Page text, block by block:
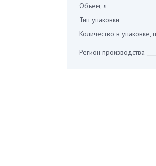
Объем, л
Тип упаковки
Количество в упаковке,
Регион производства